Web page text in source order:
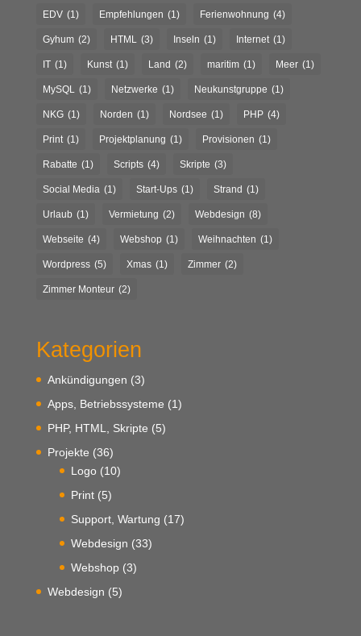
EDV (1) Empfehlungen (1) Ferienwohnung (4)
Gyhum (2) HTML (3) Inseln (1) Internet (1)
IT (1) Kunst (1) Land (2) maritim (1) Meer (1)
MySQL (1) Netzwerke (1) Neukunstgruppe (1)
NKG (1) Norden (1) Nordsee (1) PHP (4)
Print (1) Projektplanung (1) Provisionen (1)
Rabatte (1) Scripts (4) Skripte (3)
Social Media (1) Start-Ups (1) Strand (1)
Urlaub (1) Vermietung (2) Webdesign (8)
Webseite (4) Webshop (1) Weihnachten (1)
Wordpress (5) Xmas (1) Zimmer (2)
Zimmer Monteur (2)
Kategorien
Ankündigungen (3)
Apps, Betriebssysteme (1)
PHP, HTML, Skripte (5)
Projekte (36)
Logo(10)
Print(5)
Support, Wartung (17)
Webdesign (33)
Webshop(3)
Webdesign (5)